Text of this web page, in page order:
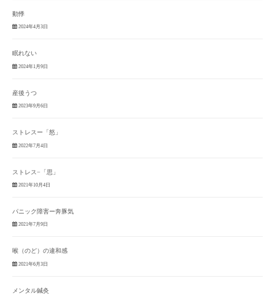
動悸
2024年4月3日
眠れない
2024年1月9日
産後うつ
2023年9月6日
ストレスー「怒」
2022年7月4日
ストレス−「思」
2021年10月4日
パニック障害ー奔豚気
2021年7月9日
喉（のど）の違和感
2021年6月3日
メンタル鍼灸